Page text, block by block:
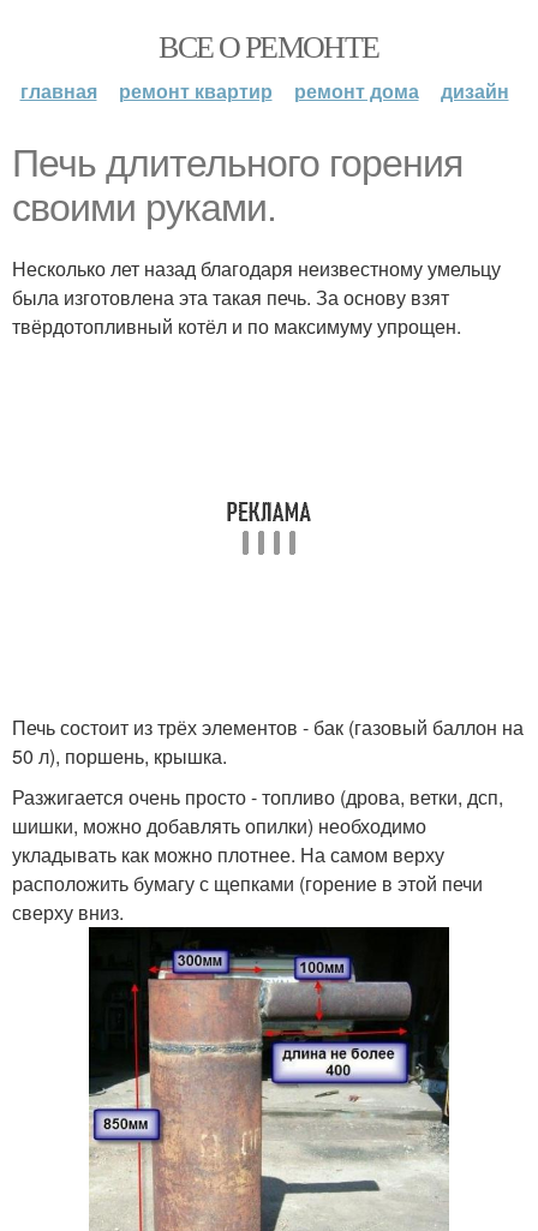
ВСЕ О РЕМОНТЕ
главная ремонт квартир ремонт дома дизайн
Печь длительного горения
своими руками.
Несколько лет назад благодаря неизвестному умельцу
была изготовлена эта такая печь. За основу взят
твёрдотопливный котёл и по максимуму упрощен.
Печь состоит из трёх элементов - бак (газовый баллон на
50 л), поршень, крышка.
Разжигается очень просто - топливо (дрова, ветки, дсп,
шишки, можно добавлять опилки) необходимо
укладывать как можно плотнее. На самом верху
расположить бумагу с щепками (горение в этой печи
сверху вниз.